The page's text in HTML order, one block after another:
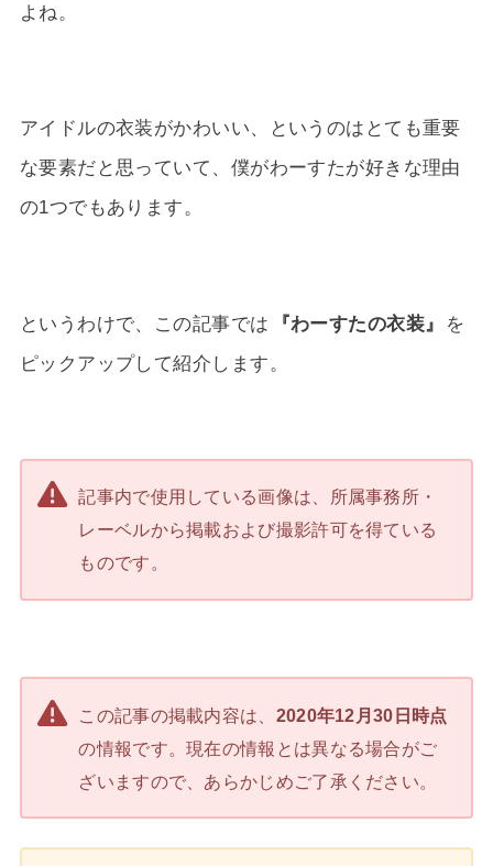
よね。
アイドルの衣装がかわいい、というのはとても重要
な要素だと思っていて、僕がわーすたが好きな理由
の1つでもあります。
というわけで、この記事では 『わーすたの衣装』
を
ピックアップして紹介します。
記事内で使用している画像は、所属事務所・
レーベルから掲載および撮影許可を得ている
ものです。
この記事の掲載内容は、 2020年12月30日時点
の情報です。現在の情報とは異なる場合がご
ざいますので、あらかじめご了承ください。